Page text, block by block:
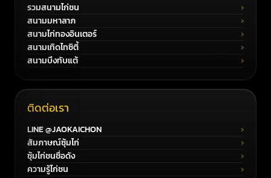
รวมสนามไก่ชน
สนามมหาลาภ
สนามไก่ทองอินเตอร์
สนามเทิดไทซิตี้
สนามบึงทับแต้
ติดต่อเรา
LINE @JAOKAICHON
สัมภาษณ์ซุ้มไก่
ซุ้มไก่ชนชื่อดัง
ความรู้ไก่ชน